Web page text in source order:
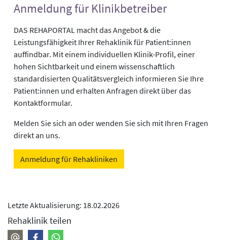
Anmeldung für Klinikbetreiber
DAS REHAPORTAL macht das Angebot & die
Leistungsfähigkeit Ihrer Rehaklinik für Patient:innen
auffindbar. Mit einem individuellen Klinik-Profil, einer
hohen Sichtbarkeit und einem wissenschaftlich
standardisierten Qualitätsvergleich informieren Sie Ihre
Patient:innen und erhalten Anfragen direkt über das
Kontaktformular.
Melden Sie sich an oder wenden Sie sich mit Ihren Fragen
direkt an uns.
Anmeldung für Rehakliniken
Letzte Aktualisierung: 18.02.2026
Rehaklinik teilen